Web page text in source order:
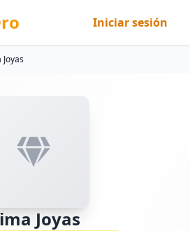
Iniciar sesión
Joyas